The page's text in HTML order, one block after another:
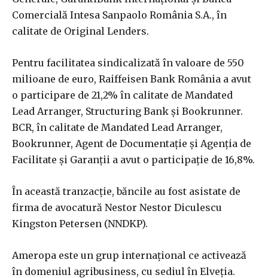
Comercială Intesa Sanpaolo România S.A., în
calitate de Original Lenders.
Pentru facilitatea sindicalizată în valoare de 550
milioane de euro, Raiffeisen Bank România a avut
o participare de 21,2% în calitate de Mandated
Lead Arranger, Structuring Bank şi Bookrunner.
BCR, în calitate de Mandated Lead Arranger,
Bookrunner, Agent de Documentaţie şi Agenţia de
Facilitate şi Garanţii a avut o participaţie de 16,8%.
În această tranzacţie, băncile au fost asistate de
firma de avocatură Nestor Nestor Diculescu
Kingston Petersen (NNDKP).
Ameropa este un grup internaţional ce activează
în domeniul agribusiness, cu sediul în Elveţia.